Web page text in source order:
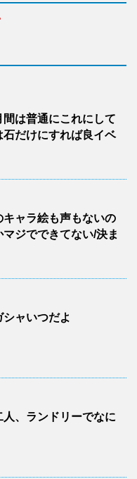
間は普通にこれにして
だけにすれば良イベ
キャラ絵も声もないの
ジでできてない/決ま
シャいつだよ
人、ランドリーでなに